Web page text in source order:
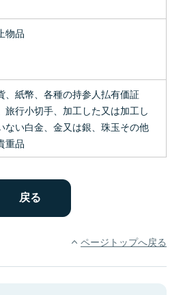
物品
、紙幣、各種の持参人払有価証
旅行小切手、加工した又は加工し
ない白金、金又は銀、珠玉その他
重品
ページトップへ戻る